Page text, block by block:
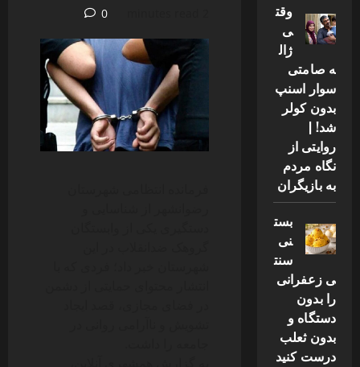
0
وقت
ی
ژال
ه صامتی
سوار اسنپ
بدون کولر
شد! |
روایتی از
نگاه مردم
به بازیگران
بست
نی
سنت
ی زعفرانی
را بدون
دستگاه و
بدون ثعلب
درست کنید